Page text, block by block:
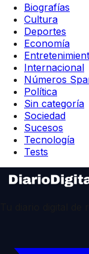
Biografías
Cultura
Deportes
Economía
Internacional
Números
Política
Sin categoría
Sociedad
Sucesos
Tecnología
Tests